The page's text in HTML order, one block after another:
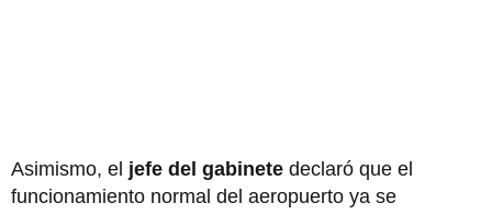
Asimismo, el jefe del gabinete declaró que el
funcionamiento normal del aeropuerto ya se